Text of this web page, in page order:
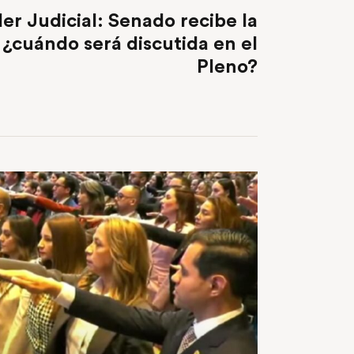
Judicial: Senado recibe la
será discutida en el
Pleno?